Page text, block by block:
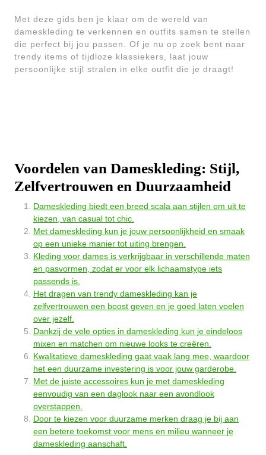
Met deze gids ben je klaar om de wereld van
dameskleding te verkennen en outfits samen te stellen
die perfect bij jou passen. Of je nu op zoek bent naar
trendy items of tijdloze klassiekers, laat jouw
persoonlijke stijl stralen in elke outfit die je draagt!
Voordelen van Dameskleding: Stijl,
Zelfvertrouwen en Duurzaamheid
Dameskleding biedt een breed scala aan stijlen om uit te
kiezen, van casual tot chic.
Met dameskleding kun je jouw persoonlijkheid en smaak
op een unieke manier tot uiting brengen.
Kleding voor dames is verkrijgbaar in verschillende maten
en pasvormen, zodat er voor elk lichaamstype iets
passends is.
Het dragen van trendy dameskleding kan je
zelfvertrouwen een boost geven en je goed laten voelen
over jezelf.
Dankzij de vele opties in dameskleding kun je eindeloos
mixen en matchen om nieuwe looks te creëren.
Kwalitatieve dameskleding gaat vaak lang mee, waardoor
het een duurzame investering is voor jouw garderobe.
Met de juiste accessoires kun je met dameskleding
eenvoudig van een daglook naar een avondlook
overstappen.
Door te kiezen voor duurzame merken draag je bij aan
een betere toekomst voor mens en milieu wanneer je
dameskleding aanschaft.